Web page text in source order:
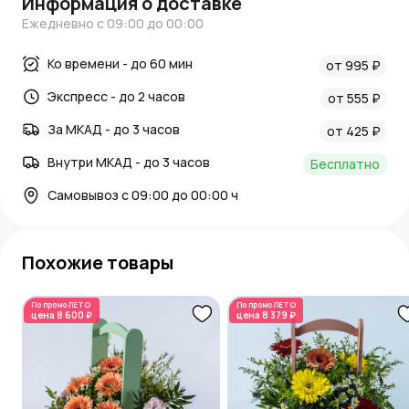
Ежедневно с 09:00 до 00:00
Ко времени - до 60 мин
от 995 ₽
Экспресс - до 2 часов
от 555 ₽
За МКАД - до 3 часов
от 425 ₽
Внутри МКАД - до 3 часов
Бесплатно
Самовывоз с 09:00 до 00:00 ч
Похожие товары
По промоЛЕТО
цена 8 600 ₽
По промоЛЕТО
цена 8 379 ₽